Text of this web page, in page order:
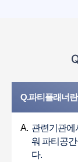
Q.파티플래너
A. 관련기관에
워 파티공
다.